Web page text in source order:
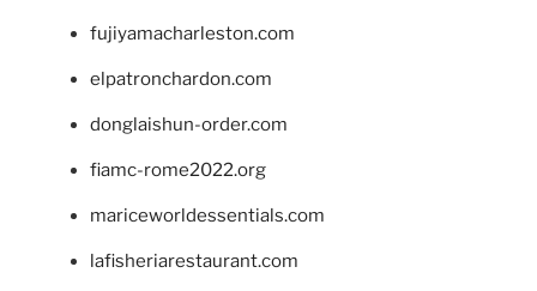
fujiyamacharleston.com
elpatronchardon.com
donglaishun-order.com
fiamc-rome2022.org
mariceworldessentials.com
lafisheriarestaurant.com